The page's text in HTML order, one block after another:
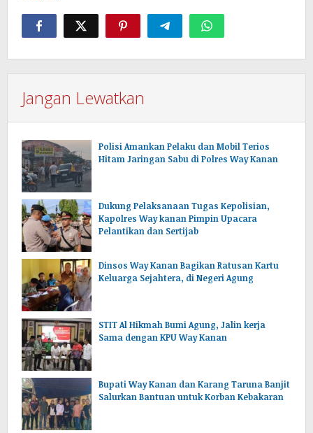
Jangan Lewatkan
Polisi Amankan Pelaku dan Mobil Terios
Hitam Jaringan Sabu di Polres Way Kanan
Dukung Pelaksanaan Tugas Kepolisian,
Kapolres Way kanan Pimpin Upacara
Pelantikan dan Sertijab
Dinsos Way Kanan Bagikan Ratusan Kartu
Keluarga Sejahtera, di Negeri Agung
STIT Al Hikmah Bumi Agung, Jalin kerja
Sama dengan KPU Way Kanan
Bupati Way Kanan dan Karang Taruna Banjit
Salurkan Bantuan untuk Korban Kebakaran